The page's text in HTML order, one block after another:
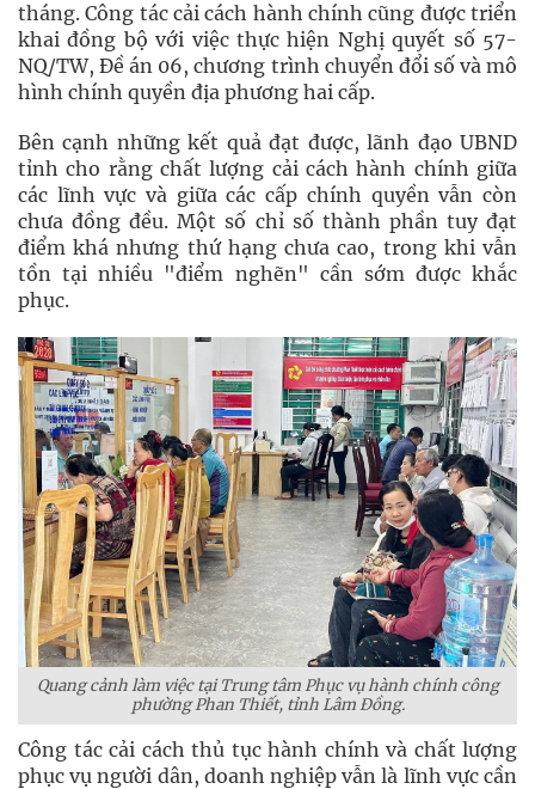
tháng. Công tác cải cách hành chính cũng được triển
khai đồng bộ với việc thực hiện Nghị quyết số 57-
NQ/TW, Đề án 06, chương trình chuyển đổi số và mô
hình chính quyền địa phương hai cấp.
Bên cạnh những kết quả đạt được, lãnh đạo UBND
tỉnh cho rằng chất lượng cải cách hành chính giữa
các lĩnh vực và giữa các cấp chính quyền vẫn còn
chưa đồng đều. Một số chỉ số thành phần tuy đạt
điểm khá nhưng thứ hạng chưa cao, trong khi vẫn
tồn tại nhiều "điểm nghẽn" cần sớm được khắc
phục.
Quang cảnh làm việc tại Trung tâm Phục vụ hành chính công
phường Phan Thiết, tỉnh Lâm Đồng.
Công tác cải cách thủ tục hành chính và chất lượng
phục vụ người dân, doanh nghiệp vẫn là lĩnh vực cần